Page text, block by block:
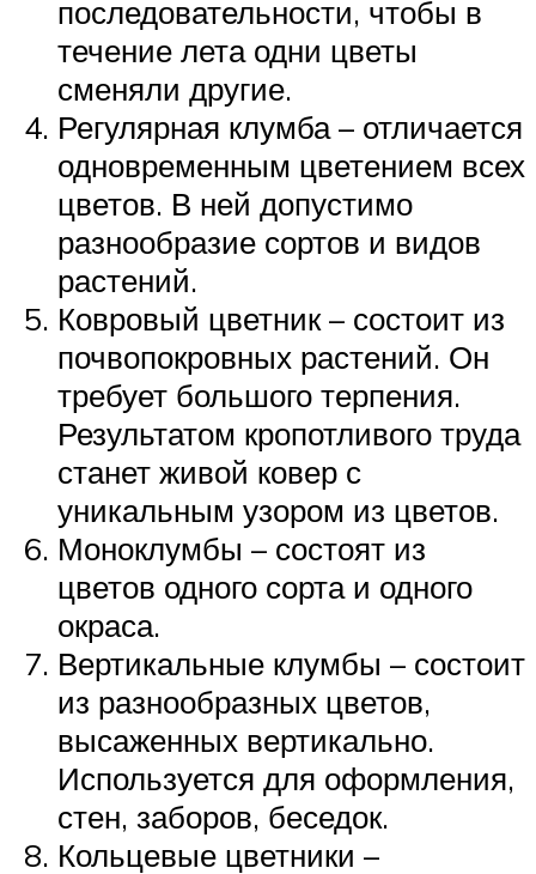
последовательности, чтобы в
течение лета одни цветы
сменяли другие.
Регулярная клумба – отличается
одновременным цветением всех
цветов. В ней допустимо
разнообразие сортов и видов
растений.
Ковровый цветник – состоит из
почвопокровных растений. Он
требует большого терпения.
Результатом кропотливого труда
станет живой ковер с
уникальным узором из цветов.
Моноклумбы – состоят из
цветов одного сорта и одного
окраса.
Вертикальные клумбы – состоит
из разнообразных цветов,
высаженных вертикально.
Используется для оформления,
стен, заборов, беседок.
Кольцевые цветники –